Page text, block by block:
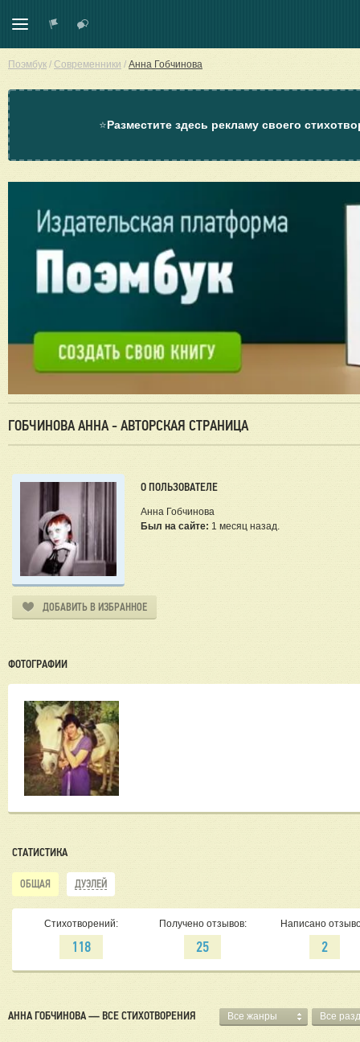
Поэмбук / Современники / Анна Гобчинова
⭐Разместите здесь рекламу своего
ГОБЧИНОВА АННА - АВТОРСКАЯ СТРАНИЦА
О ПОЛЬЗОВАТЕЛЕ
Анна Гобчинова
Был на сайте: 1 месяц назад.
ДОБАВИТЬ В ИЗБРАННОЕ
ФОТОГРАФИИ
СТАТИСТИКА
ОБЩАЯ ДУЭЛЕЙ
Стихотворений:
118
Получено отзывов:
25
Написано
2
АННА ГОБЧИНОВА — ВСЕ СТИХОТВОРЕНИЯ Все жанры Все